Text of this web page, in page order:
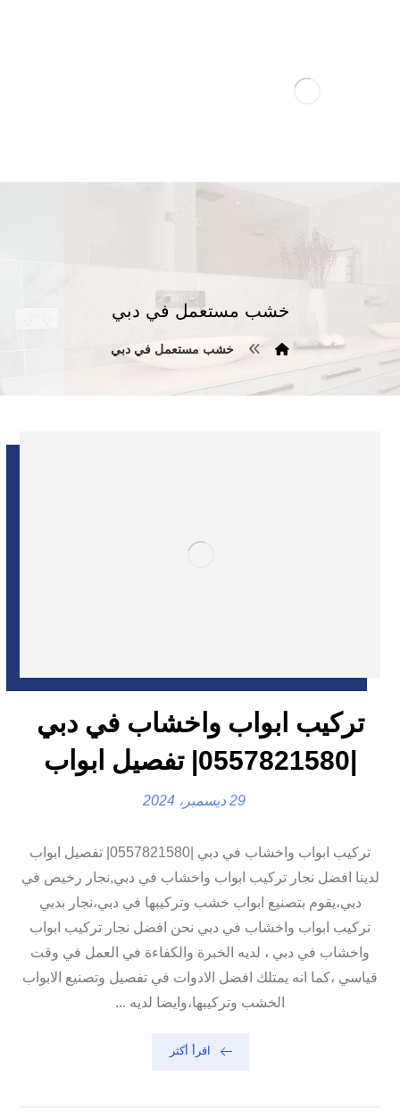
خشب مستعمل في دبي
خشب مستعمل في دبي
تركيب ابواب واخشاب في دبي
29 ديسمبر، 2024
تركيب ابواب واخشاب في دبي |0557821580| تفصيل ابواب
لدينا افضل نجار تركيب ابواب واخشاب في دبي,نجار رخيص في
دبي،يقوم بتصنيع ابواب خشب وتركيبها في دبي،نجار بدبي
تركيب ابواب واخشاب في دبي نحن افضل نجار تركيب ابواب
واخشاب في دبي ، لديه الخبرة والكفاءة في العمل في وقت
قياسي ،كما انه يمتلك افضل الادوات في تفصيل وتصنيع الابواب
الخشب وتركيبها،وايضا لديه ...
اقرأ أكثر